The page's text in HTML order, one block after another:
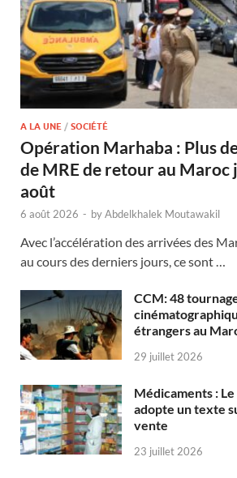
A LA UNE / SOCIÉTÉ
Opération Marhaba : Plus
de MRE de retour au Maroc
août
6 août 2026 - byAbdelkhalek Moutawakil
Avec l’accélération des arrivées des
au cours des derniers jours, ce sont …
CCM: 48
étrangers au
29 juillet 2026
Médicaments :
adopte un texte
vente
23 juillet 2026